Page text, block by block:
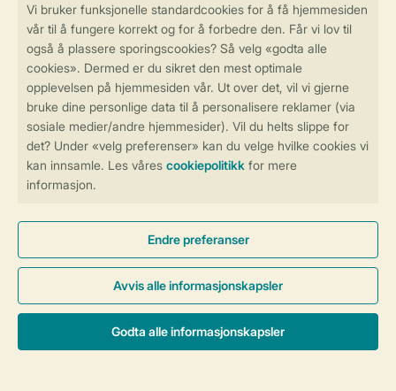
Mer info og preferanser
Sikker og rask online booking
Sikker datahåndtering
Sikker betaling
Betalingsmuligheder
Generelle betingelser Persondatapolitik
Cookies og bannere
© 2026 Landal